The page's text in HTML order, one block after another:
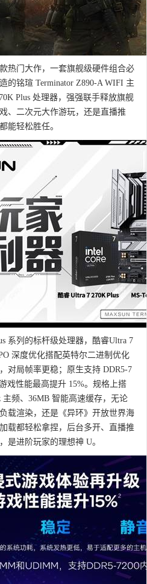
热门大作，一套旗舰级硬件组合必
的铭瑄 Terminator Z890-A WIFI 主
Plus 处理器，强强联手释放旗舰
、二次元大作游玩，还是直播推
能轻松胜任。
系列的标杆级处理器，酷睿Ultra 7
深度优化搭配英特尔二进制优化
对局帧率更稳；原生支持 DDR5-7
戏性能最高提升 15%。规格上搭
主频、36MB 智能高速缓存，无论
载渲染，还是《异环》开放世界海
载都轻松拿捏，后台多开、直播推
是进阶玩家的理想神 U。